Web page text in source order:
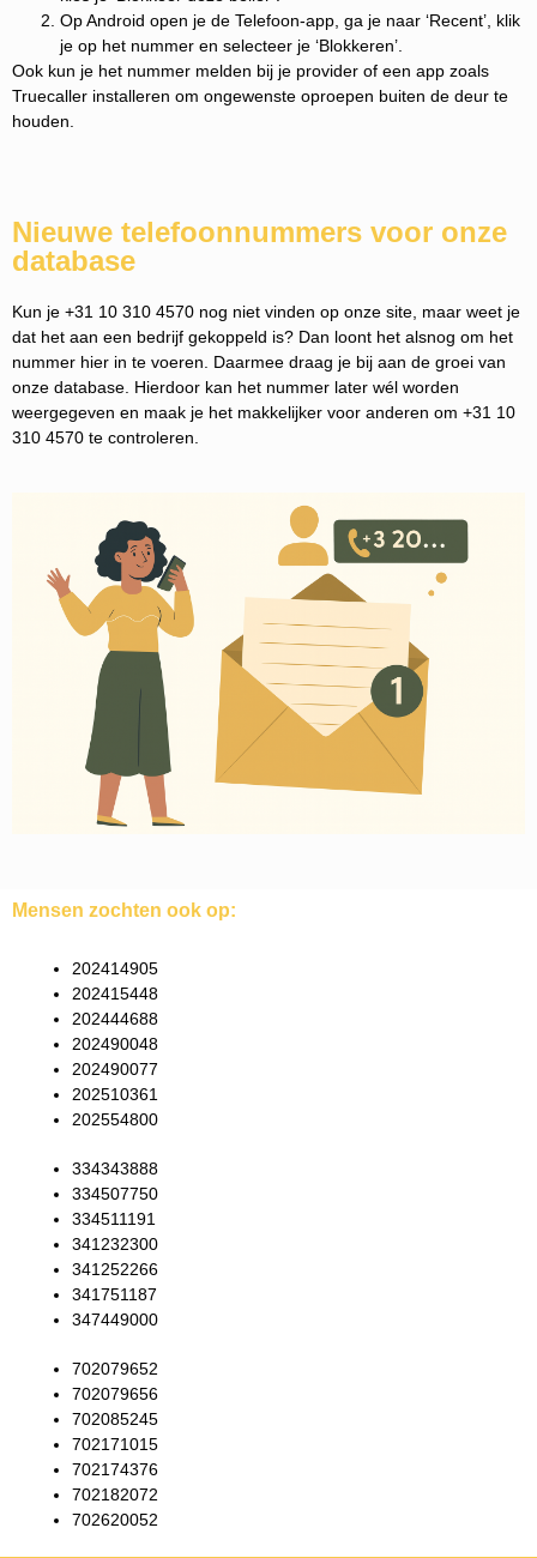
Op Android open je de Telefoon-app, ga je naar ‘Recent’, klik
je op het nummer en selecteer je ‘Blokkeren’.
Ook kun je het nummer melden bij je provider of een app zoals
Truecaller installeren om ongewenste oproepen buiten de deur te
houden.
Nieuwe telefoonnummers voor onze
database
Kun je +31 10 310 4570 nog niet vinden op onze site, maar weet je
dat het aan een bedrijf gekoppeld is? Dan loont het alsnog om het
nummer hier in te voeren. Daarmee draag je bij aan de groei van
onze database. Hierdoor kan het nummer later wél worden
weergegeven en maak je het makkelijker voor anderen om +31 10
310 4570 te controleren.
Mensen zochten ook op:
202414905
202415448
202444688
202490048
202490077
202510361
202554800
334343888
334507750
334511191
341232300
341252266
341751187
347449000
702079652
702079656
702085245
702171015
702174376
702182072
702620052